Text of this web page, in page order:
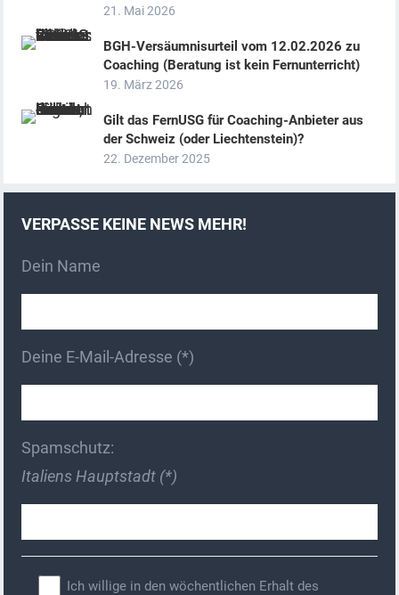
21. Mai 2026
BGH-Versäumnisurteil vom 12.02.2026 zu
Coaching (Beratung ist kein Fernunterricht)
19. März 2026
Gilt das FernUSG für Coaching-Anbieter aus
der Schweiz (oder Liechtenstein)?
22. Dezember 2025
VERPASSE KEINE NEWS MEHR!
Dein Name
Deine E-Mail-Adresse (*)
Spamschutz:
Italiens Hauptstadt (*)
Ich willige in den wöchentlichen Erhalt des